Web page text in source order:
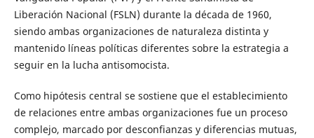
Liberación Nacional (FSLN) durante la década de 1960,
siendo ambas organizaciones de naturaleza distinta y
mantenido líneas políticas diferentes sobre la estrategia a
seguir en la lucha antisomocista.
Como hipótesis central se sostiene que el establecimiento
de relaciones entre ambas organizaciones fue un proceso
complejo, marcado por desconfianzas y diferencias mutuas,